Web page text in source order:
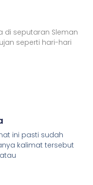
di seputaran Sleman
seperti hari-hari
ini pasti sudah
kalimat tersebut